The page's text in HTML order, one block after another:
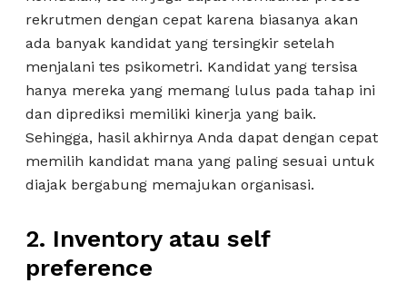
rekrutmen dengan cepat karena biasanya akan
ada banyak kandidat yang tersingkir setelah
menjalani tes psikometri. Kandidat yang tersisa
hanya mereka yang memang lulus pada tahap ini
dan diprediksi memiliki kinerja yang baik.
Sehingga, hasil akhirnya Anda dapat dengan cepat
memilih kandidat mana yang paling sesuai untuk
diajak bergabung memajukan organisasi.
2. Inventory atau self
preference